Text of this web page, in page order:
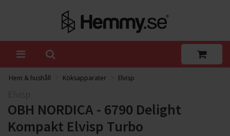
Hem & hushåll Köksapparater Elvisp
Elvisp
OBH NORDICA - 6790 Delight
Kompakt Elvisp Turbo